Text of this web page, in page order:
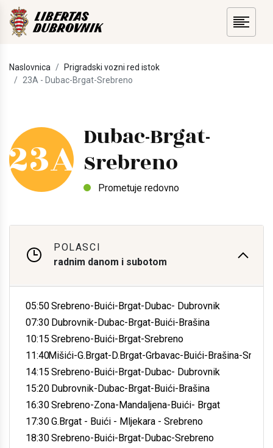
Naslovnica
Prigradski vozni red istok
23A - Dubac-Brgat-Srebreno
23A Dubac-Brgat-
Srebreno
Prometuje redovno
POLASCI
radnim danom i subotom
05:50Srebreno-Buići-Brgat-Dubac- Dubrovnik
07:30 Dubrovnik-Dubac-Brgat-Buići-Brašina
10:15 Srebreno-Buići-Brgat-Srebreno
11:40Mišići-G.Brgat-D.Brgat-Grbavac-Buići-Brašina-
14:15 Srebreno-Buići-Brgat-Dubac- Dubrovnik
15:20 Dubrovnik-Dubac-Brgat-Buići-Brašina
16:30Srebreno-Zona-Mandaljena-Buići- Brgat
17:30G.Brgat - Buići - Mljekara - Srebreno
18:30Srebreno-Buići-Brgat-Dubac-Srebreno